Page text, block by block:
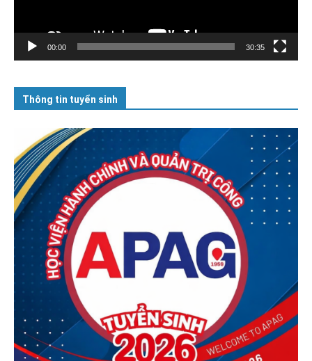
00:00 30:35
Thông tin tuyển sinh